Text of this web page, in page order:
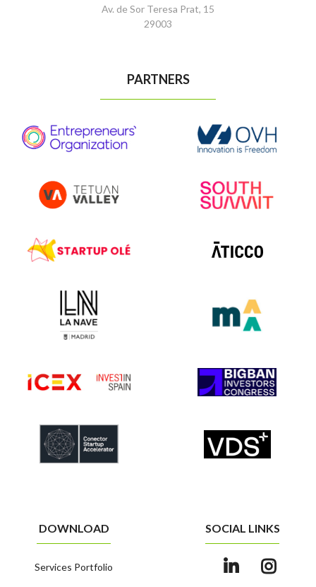
Av. de Sor Teresa Prat, 15
29003
PARTNERS
DOWNLOAD
Services Portfolio
SOCIAL LINKS